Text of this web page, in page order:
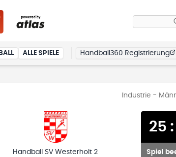
ALLE SPIELE Handball360 Registrierung
Industrie -
Handball SV Westerholt 2
25 :
Spiel